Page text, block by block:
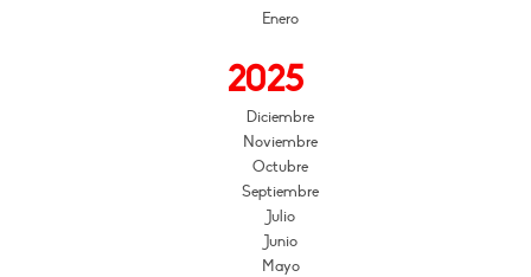
Enero
2025
Diciembre
Noviembre
Octubre
Septiembre
Julio
Junio
Mayo